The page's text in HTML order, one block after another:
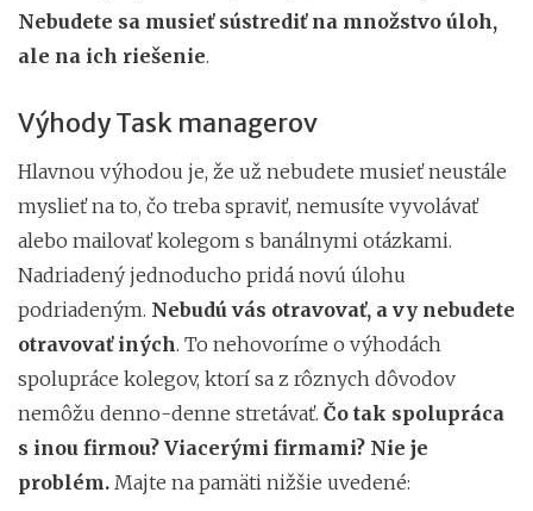
Nebudete sa musieť sústrediť na množstvo úloh,
ale na ich riešenie.
Výhody Task managerov
Hlavnou výhodou je, že už nebudete musieť neustále
myslieť na to, čo treba spraviť, nemusíte vyvolávať
alebo mailovať kolegom s banálnymi otázkami.
Nadriadený jednoducho pridá novú úlohu
podriadeným. Nebudú vás otravovať, a vy nebudete
otravovať iných. To nehovoríme o výhodách
spolupráce kolegov, ktorí sa z rôznych dôvodov
nemôžu denno-denne stretávať. Čo tak spolupráca
s inou firmou? Viacerými firmami? Nie je
problém. Majte na pamäti nižšie uvedené: